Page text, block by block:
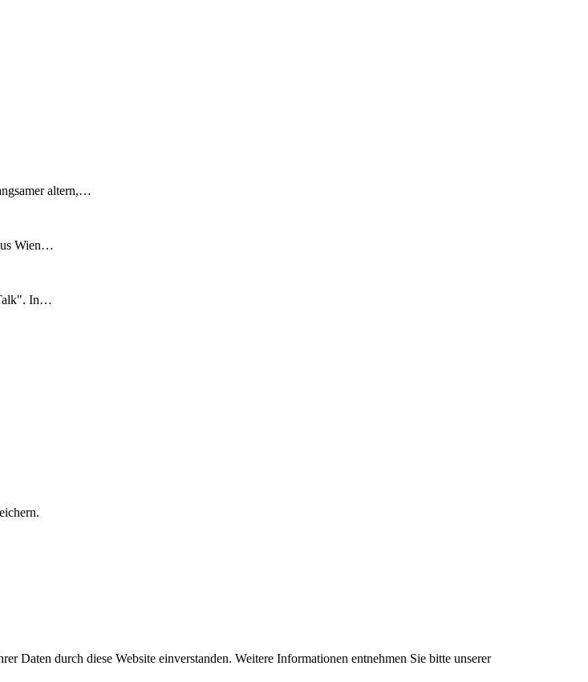
altern,…
Wien…
In…
Daten durch diese Website einverstanden. Weitere Informationen entnehmen Sie bitte unserer